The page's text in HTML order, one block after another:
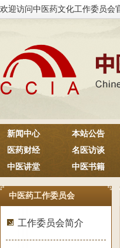
欢迎访问中医药文化工作委员会
新闻中心 本站公告
医药财经
名医访谈
中医讲堂
中医书籍
中医药工作委员会
工作委员会简介